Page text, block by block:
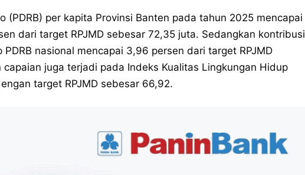
(PDRB) per kapita Provinsi Banten pada tahun 2025 mencapai
dari target RPJMD sebesar 72,35 juta. Sedangkan kontribusi
PDRB nasional mencapai 3,96 persen dari target RPJMD
juga terjadi pada Indeks Kualitas Lingkungan Hidup
target RPJMD sebesar 66,92.